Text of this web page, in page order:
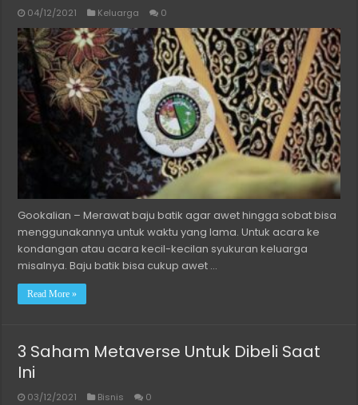
04/12/2021 Keluarga 0
Gookalian – Merawat baju batik agar awet hingga sobat bisa
menggunakannya untuk waktu yang lama. Untuk acara ke
kondangan atau acara kecil-kecilan syukuran keluarga
misalnya. Baju batik bisa cukup awet …
Read More »
3 Saham Metaverse Untuk Dibeli Saat
Ini
03/12/2021 Bisnis 0